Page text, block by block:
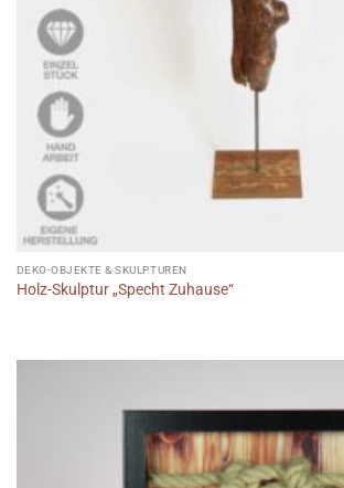
DEKO-OBJEKTE & SKULPTUREN
Holz-Skulptur „Specht Zuhause“